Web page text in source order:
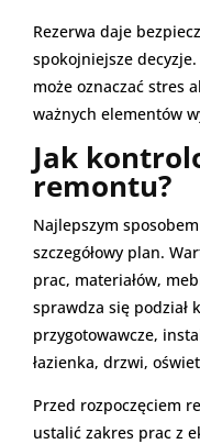
Rezerwa daje
spokojniejsze
może oznaczać stres
ważnych elementów
Jak
remontu?
Najlepszym
szczegółowy plan.
prac, materiałów,
sprawdza się podział
przygotowawcze,
łazienka, drzwi,
Przed rozpoczęciem
ustalić zakres prac z